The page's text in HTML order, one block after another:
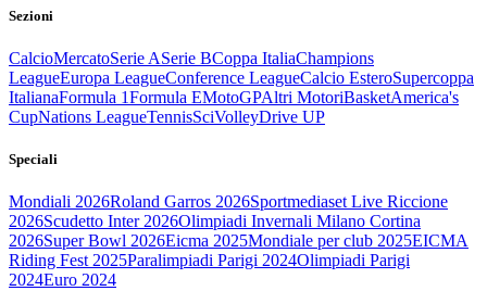
Sezioni
CalcioMercatoSerie ASerie BCoppa ItaliaChampions
LeagueEuropa LeagueConference LeagueCalcio EsteroSupercoppa
ItalianaFormula 1Formula EMotoGPAltri MotoriBasketAmerica's
CupNations LeagueTennisSciVolleyDrive UP
Speciali
Mondiali 2026Roland Garros 2026Sportmediaset Live Riccione
2026Scudetto Inter 2026Olimpiadi Invernali Milano Cortina
2026Super Bowl 2026Eicma 2025Mondiale per club 2025EICMA
Riding Fest 2025Paralimpiadi Parigi 2024Olimpiadi Parigi
2024Euro 2024